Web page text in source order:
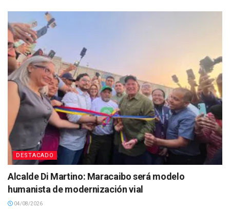
DESTACADO
Alcalde Di Martino: Maracaibo será modelo
humanista de modernización vial
04/08/2026